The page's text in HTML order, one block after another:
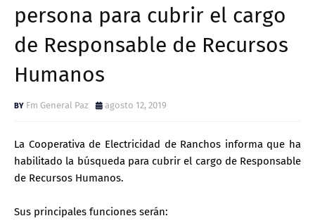
persona para cubrir el cargo
de Responsable de Recursos
Humanos
Fm General Paz agosto 12, 2019
La Cooperativa de Electricidad de Ranchos informa que ha
habilitado la búsqueda para cubrir el cargo de Responsable
de Recursos Humanos.
Sus principales funciones serán: